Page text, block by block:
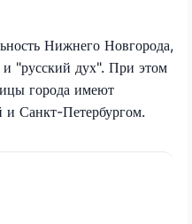
Нижнего Новгорода,
и "русский дух". При этом
города имеют
и Санкт-Петербургом.